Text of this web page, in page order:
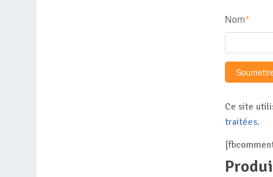
Nom *
Ce site
traitées.